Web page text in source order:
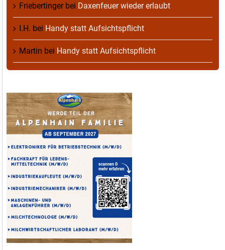
Friebertingerbei Daxenfeuer wieder erlaubt
I.H. bei Handy statt Aufsichtspflicht
Martin bei Handy statt Aufsichtspflicht